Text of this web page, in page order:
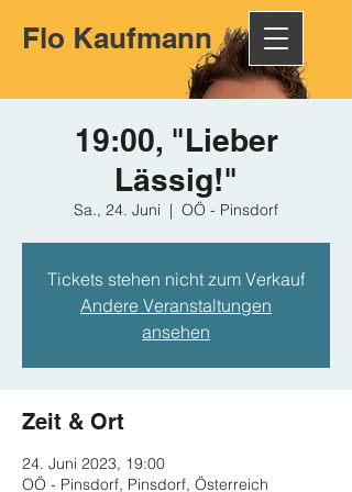
Flo Kaufmann
19:00, "Lieber
Lässig!"
Sa., 24. Juni
  |
OÖ - Pinsdorf
Tickets stehen nicht zum Verkauf
Andere Veranstaltungen
ansehen
Zeit & Ort
24. Juni 2023, 19:00
OÖ - Pinsdorf, Pinsdorf, Österreich